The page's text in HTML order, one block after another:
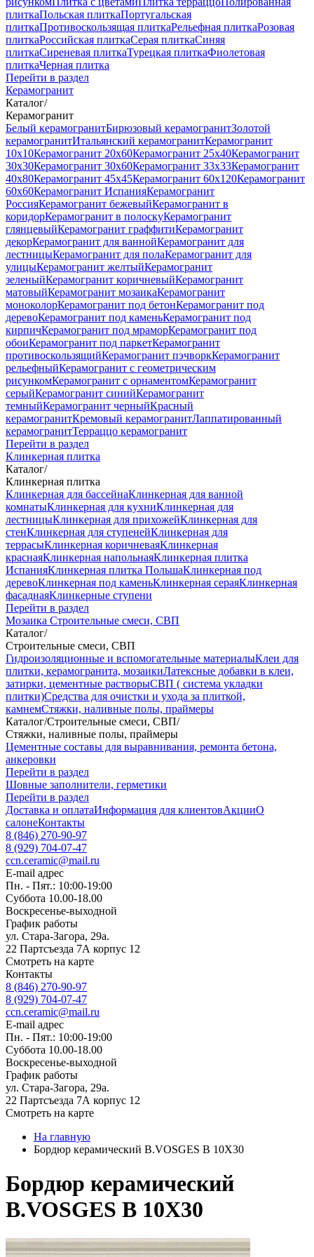
плиткаПольская плиткаПортугальская
плиткаПротивоскользящая плиткаРельефная плиткаРозовая
плиткаРоссийская плиткаСерая плиткаСиняя
плиткаСиреневая плиткаТурецкая плиткаФиолетовая
плиткаЧерная плитка
Перейти в раздел
Керамогранит
Каталог/
Керамогранит
Белый керамогранитБирюзовый керамогранитЗолотой
керамогранитИтальянский керамогранитКерамогранит
10x10Керамогранит 20x60Керамогранит 25x40Керамогранит
30x30Керамогранит 30x60Керамогранит 33x33Керамогранит
40x80Керамогранит 45x45Керамогранит 60x120Керамогранит
60x60Керамогранит ИспанияКерамогранит
РоссияКерамогранит бежевыйКерамогранит в
коридорКерамогранит в полоскуКерамогранит
глянцевыйКерамогранит граффитиКерамогранит
декорКерамогранит для ваннойКерамогранит для
лестницыКерамогранит для полаКерамогранит для
улицыКерамогранит желтыйКерамогранит
зеленыйКерамогранит коричневыйКерамогранит
матовыйКерамогранит мозаикаКерамогранит
моноколорКерамогранит под бетонКерамогранит под
деревоКерамогранит под каменьКерамогранит под
кирпичКерамогранит под мраморКерамогранит под
обоиКерамогранит под паркетКерамогранит
противоскользящийКерамогранит пэчворкКерамогранит
рельефныйКерамогранит с геометрическим
рисункомКерамогранит с орнаментомКерамогранит
серыйКерамогранит синийКерамогранит
темныйКерамогранит черныйКрасный
керамогранитКремовый керамогранитЛаппатированный
керамогранитТерраццо керамогранит
Перейти в раздел
Клинкерная плитка
Каталог/
Клинкерная плитка
Клинкерная для бассейнаКлинкерная для ванной
комнатыКлинкерная для кухниКлинкерная для
лестницыКлинкерная для прихожейКлинкерная для
стенКлинкерная для ступенейКлинкерная для
террасыКлинкерная коричневаяКлинкерная
краснаяКлинкерная напольнаяКлинкерная плитка
ИспанияКлинкерная плитка ПольшаКлинкерная под
деревоКлинкерная под каменьКлинкерная сераяКлинкерная
фасаднаяКлинкерные ступени
Перейти в раздел
Мозаика Строительные смеси, СВП
Каталог/
Строительные смеси, СВП
Гидроизоляционные и вспомогательные материалыКлеи для
плитки, керамогранита, мозаикиЛатексные добавки в клеи,
затирки, цементные растворыСВП ( система укладки
плитки)Средства для очистки и ухода за плиткой,
камнемСтяжки, наливные полы, праймеры
Каталог/Строительные смеси, СВП/
Стяжки, наливные полы, праймеры
Цементные составы для выравнивания, ремонта бетона,
анкеровки
Перейти в раздел
Шовные заполнители, герметики
Перейти в раздел
Доставка и оплатаИнформация для клиентовАкцииО
салонеКонтакты
8 (846) 270-90-97
8 (929) 704-07-47
ccn.ceramic@mail.ru
E-mail адрес
Пн. - Пят.: 10:00-19:00
Суббота 10.00-18.00
Воскресенье-выходной
График работы
ул. Стара-Загора, 29а.
22 Партсъезда 7А корпус 12
Смотреть на карте
Контакты
8 (846) 270-90-97
8 (929) 704-07-47
ccn.ceramic@mail.ru
E-mail адрес
Пн. - Пят.: 10:00-19:00
Суббота 10.00-18.00
Воскресенье-выходной
График работы
ул. Стара-Загора, 29а.
22 Партсъезда 7А корпус 12
Смотреть на карте
На главную
Бордюр керамический B.VOSGES B 10X30
Бордюр керамический
B.VOSGES B 10X30